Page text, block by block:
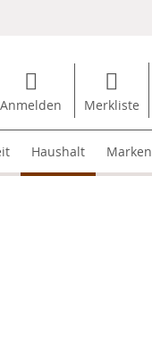
Anmelden Merkliste
Haushalt Marken